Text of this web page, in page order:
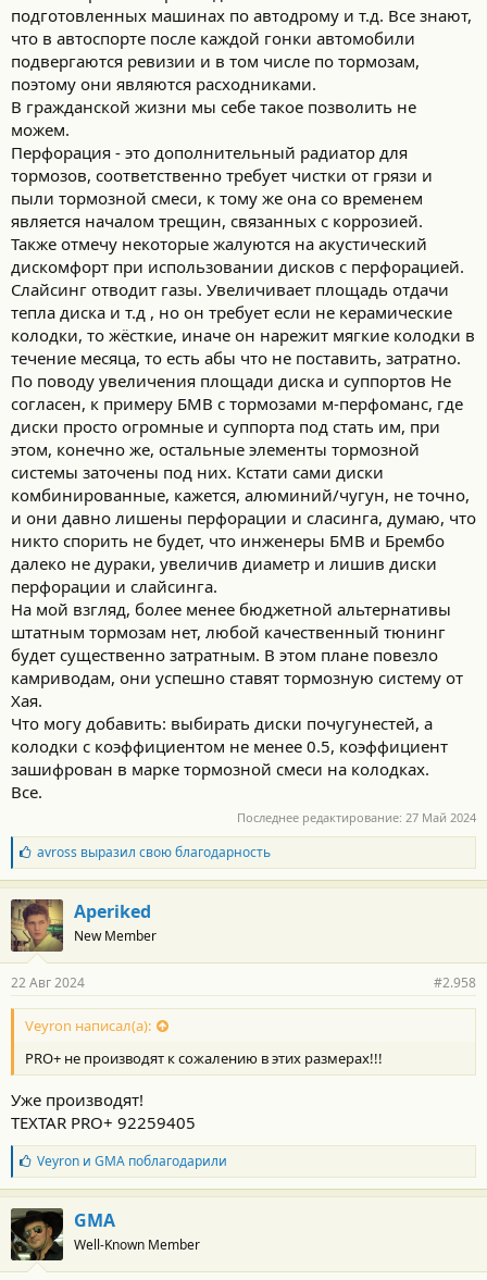
подготовленных машинах по автодрому и т.д. Все знают,
что в автоспорте после каждой гонки автомобили
подвергаются ревизии и в том числе по тормозам,
поэтому они являются расходниками.
В гражданской жизни мы себе такое позволить не
можем.
Перфорация - это дополнительный радиатор для
тормозов, соответственно требует чистки от грязи и
пыли тормозной смеси, к тому же она со временем
является началом трещин, связанных с коррозией.
Также отмечу некоторые жалуются на акустический
дискомфорт при использовании дисков с перфорацией.
Слайсинг отводит газы. Увеличивает площадь отдачи
тепла диска и т.д , но он требует если не керамические
колодки, то жёсткие, иначе он нарежит мягкие колодки в
течение месяца, то есть абы что не поставить, затратно.
По поводу увеличения площади диска и суппортов Не
согласен, к примеру БМВ с тормозами м-перфоманс, где
диски просто огромные и суппорта под стать им, при
этом, конечно же, остальные элементы тормозной
системы заточены под них. Кстати сами диски
комбинированные, кажется, алюминий/чугун, не точно,
и они давно лишены перфорации и сласинга, думаю, что
никто спорить не будет, что инженеры БМВ и Брембо
далеко не дураки, увеличив диаметр и лишив диски
перфорации и слайсинга.
На мой взгляд, более менее бюджетной альтернативы
штатным тормозам нет, любой качественный тюнинг
будет существенно затратным. В этом плане повезло
камриводам, они успешно ставят тормозную систему от
Хая.
Что могу добавить: выбирать диски почугунестей, а
колодки с коэффициентом не менее 0.5, коэффициент
зашифрован в марке тормозной смеси на колодках.
Все.
Последнее редактирование: 27 Май 2024
Б
л
а
г
о
д
а
н
о
с
и
:
avross выразил свою благодарность
Aperiked
New Member
22 Авг 2024 #2.958
Veyron написал(а):
PRO+ не производят к сожалению в этих размерах!!!
Уже производят!
TEXTAR PRO+ 92259405
Б
л
а
г
о
д
а
Veyronи GMAпоблагодарили
GMA
Well-Known Member